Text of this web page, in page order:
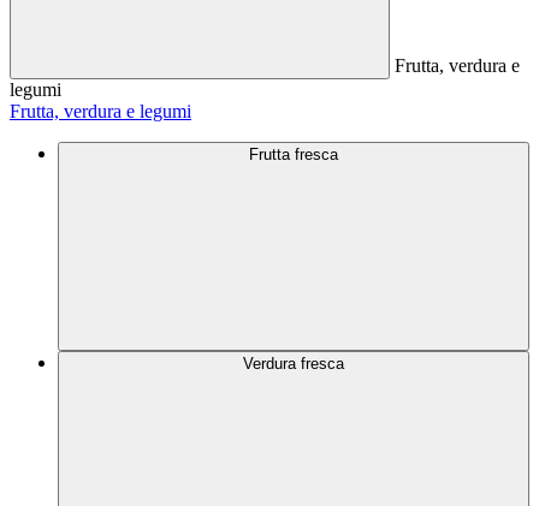
Frutta, verdura e
legumi
Frutta, verdura e legumi
Frutta fresca
Verdura fresca